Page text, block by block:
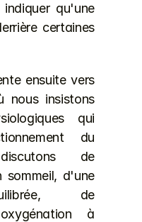
qu'une
certaines
ensuite vers
nous insistons
qui
du
de
d'une
de
à